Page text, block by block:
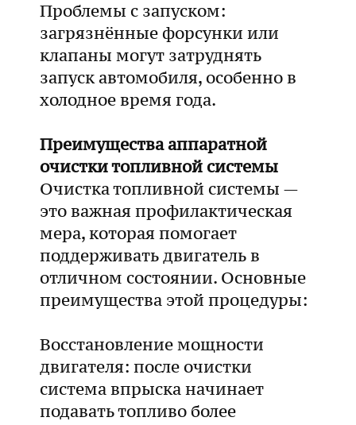
Проблемы с запуском:
загрязнённые форсунки или
клапаны могут затруднять
запуск автомобиля, особенно в
холодное время года.
Преимущества аппаратной
очистки топливной системы
Очистка топливной системы —
это важная профилактическая
мера, которая помогает
поддерживать двигатель в
отличном состоянии. Основные
преимущества этой процедуры:
Восстановление мощности
двигателя: после очистки
система впрыска начинает
подавать топливо более